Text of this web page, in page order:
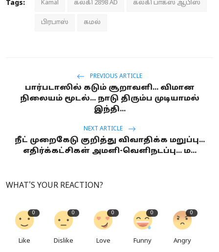
Tags: Kamal கல்கி 2898 AD கல்கி பாக்ஸ் ஆபிஸ்
பிரபாஸ் கமல்
PREVIOUS ARTICLE
பார்படாஸில் கடும் சூறாவளி... விமான
நிலையம் மூடல்... நாடு திரும்ப முடியாமல்
இந்தி...
NEXT ARTICLE
நீட் முறைகேடு குறித்து விவாதிக்க மறுப்பு...
எதிர்க்கட்சிகள் அமளி-வெளிநடப்பு... ம...
WHAT'S YOUR REACTION?
0
Like
0
Dislike
0
Love
0
Funny
0
Angry